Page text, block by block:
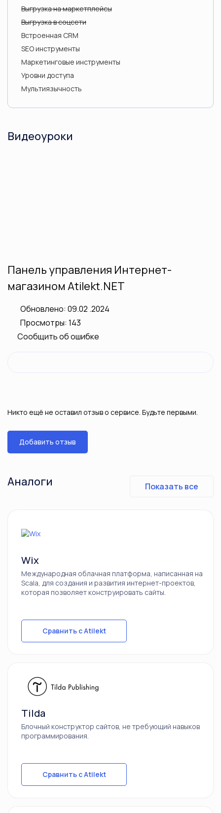
Выгрузка на маркетплейсы
Выгрузка в соцсети
Встроенная CRM
SEO инструменты
Маркетинговые инструменты
Уровни доступа
Мультиязычность
Видеоуроки
Панель управления Интернет-
магазином Atilekt.NET
Обновлено: 09.02 .2024
Просмотры: 143
Сообщить об ошибке
Никто ещё не оставил отзыв о сервисе. Будьте первыми.
Добавить отзыв
Аналоги Показать все
Wix
Международная облачная платформа, написанная на
Scala, для создания и развития интернет-проектов,
которая позволяет конструировать сайты.
Сравнить с Atilekt
Tilda
Блочный конструктор сайтов, не требующий навыков
программирования.
Сравнить с Atilekt